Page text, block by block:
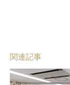
関連記事